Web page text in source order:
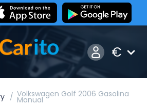
€
Volkswagen Golf 2006 Gasolina
Manual